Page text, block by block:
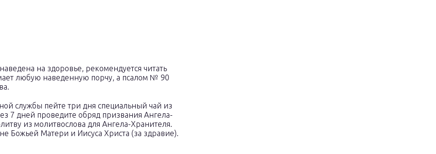
на здоровье, рекомендуется читать
любую наведенную порчу, а псалом № 90
службы пейте три дня специальный чай из
7 дней проведите обряд призвания Ангела-
из молитвослова для Ангела-Хранителя.
Божьей Матери и Иисуса Христа (за здравие).